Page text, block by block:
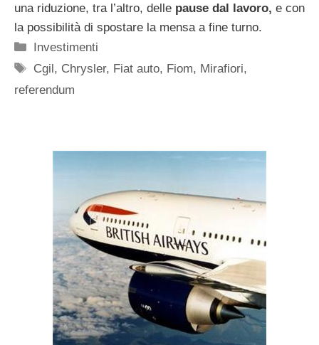
una riduzione, tra l’altro, delle pause dal lavoro, e con
la possibilità di spostare la mensa a fine turno.
Categorie
Investimenti
Tag
Cgil , Chrysler, Fiat auto, Fiom, Mirafiori,
referendum